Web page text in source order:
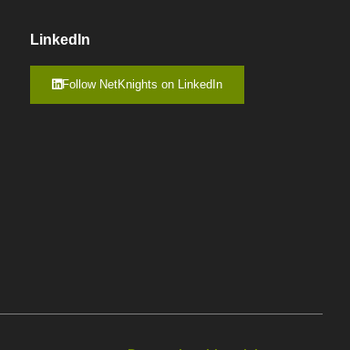
LinkedIn
Follow NetKnights on LinkedIn